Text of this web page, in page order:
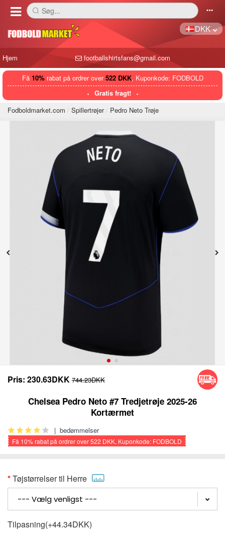
󰅼 Søg... 󰄒
DKK
Hjem footballshirtsfans@gmail.com
Få 10% rabat på ordrer over522 DKK, Kuponkode: FODBOLD
Gratis fragt!
Fodboldmarket.com
Spillertrøjer Pedro Neto Trøje
Pris: 230.63DKK 744.23DKK
Chelsea Pedro Neto #7 Tredjetrøje 2025-26
Kortærmet
| bedømmelser
Få 10%rabat på ordrer over522 DKK, Kuponkode: FODBOLD
Tøjstørrelser til Herre
Tilpasning(+44.34DKK)